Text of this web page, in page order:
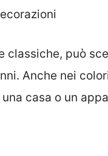
classiche, può
Anche nei
casa o un